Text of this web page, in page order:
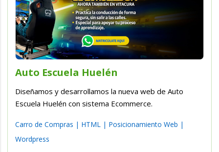
Auto Escuela Huelén
Diseñamos y desarrollamos la nueva web de Auto
Escuela Huelén con sistema Ecommerce.
Carro de Compras | HTML | Posicionamiento Web |
Wordpress